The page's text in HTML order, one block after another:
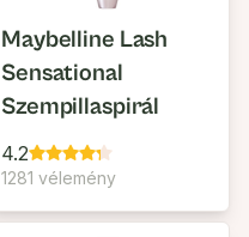
Maybelline Lash
Sensational
Szempillaspirál
4.2
1281 vélemény